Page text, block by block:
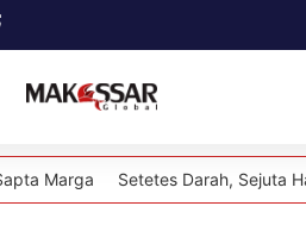
Setetes Darah, Sejuta Harapan: